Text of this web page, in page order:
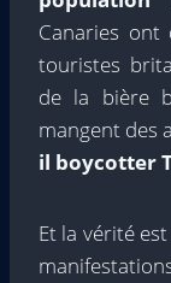
Canaries ont
touristes
de la bière
mangent des
il boycotter
Et la vérité